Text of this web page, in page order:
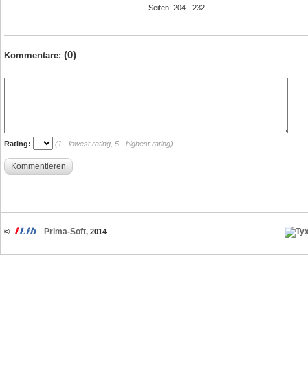
Seiten: 204 - 232
Kommentare: (0)
Rating: (1 - lowest rating, 5 - highest rating)
Kommentieren
© Prima-Soft, 2014